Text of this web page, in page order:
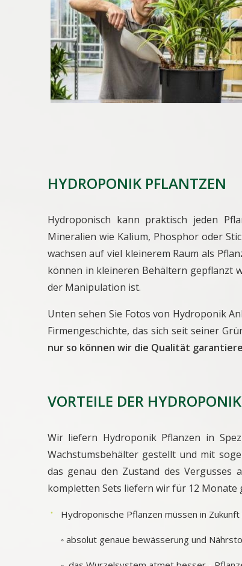
HYDROPONIK PFLANTZEN
Hydroponisch kann praktisch jeden
Mineralien wie Kalium, Phosphor oder
wachsen auf viel kleinerem Raum als
können in kleineren Behältern gepflanzt
der Manipulation ist.
Unten sehen Sie Fotos von Hydroponik
Firmengeschichte, das sich seit seiner
nur so können wir die Qualität
VORTEILE DER HYDROPONIK
Wir liefern Hydroponik Pflanzen in
Wachstumsbehälter gestellt und mit
das genau den Zustand des Vergusses
kompletten Sets liefern wir für 12 Monate
Hydroponische Pflanzen müssen in
◦ absolut genaue bewässerung und